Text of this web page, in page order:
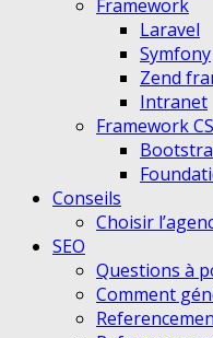
Framework
Laravel
Symfony
Zend
Intranet
Framework
Conseils
Choisir
SEO
Questions à
Comment